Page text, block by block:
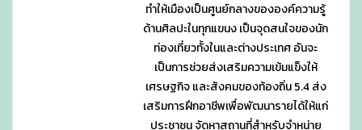
ทำให้เมืองเป็นศูนย์กลางขององค์ความรู้
ด้านศิลปะในทุกแขนง เป็นจุดสนใจของนัก
ท่องเที่ยวทั้งในและต่างประเทศ อันจะ
เป็นการช่วยส่งเสริมความเข้มแข็งให้
เศรษฐกิจ และสังคมของท้องถิ่น 5.4 ส่ง
เสริมการฝึกอาชีพเพื่อพัฒนารายได้ให้แก่
ประชาชน จัดหาสถานที่สำหรับจำหน่าย